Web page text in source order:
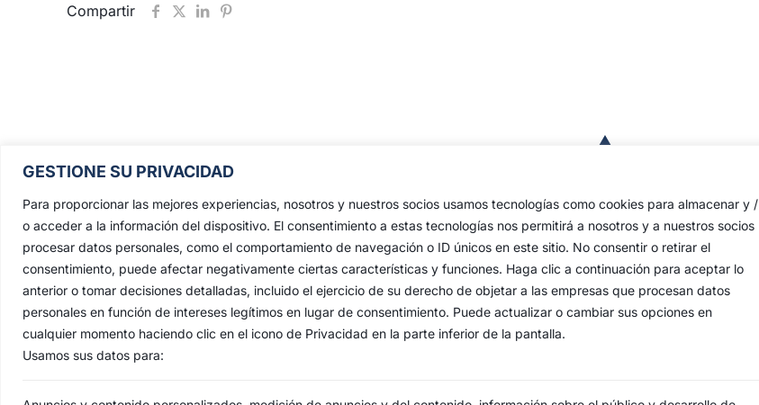
GESTIONE SU PRIVACIDAD
Para proporcionar las mejores experiencias, nosotros y nuestros socios usamos tecnologías como cookies para almacenar y /
o acceder a la información del dispositivo. El consentimiento a estas tecnologías nos permitirá a nosotros y a nuestros socios
procesar datos personales, como el comportamiento de navegación o ID únicos en este sitio. No consentir o retirar el
consentimiento, puede afectar negativamente ciertas características y funciones. Haga clic a continuación para aceptar lo
anterior o tomar decisiones detalladas, incluido el ejercicio de su derecho de objetar a las empresas que procesan datos
personales en función de intereses legítimos en lugar de consentimiento. Puede actualizar o cambiar sus opciones en
cualquier momento haciendo clic en el icono de Privacidad en la parte inferior de la pantalla.
Usamos sus datos para:
Compartir
Hermandad Sacramental y Cofradía de
Nazarenos de Nuestro Padre Jesús de las
Penas y María Santísima de la Estrella,
Triunfo del Santo Lignum Crucis, San
Francisco de Paula y Santas Justa y
Rufina.
Capilla: C. San Jacinto, 41
Casa Hermandad: C/ Jesús de las Penas, 4